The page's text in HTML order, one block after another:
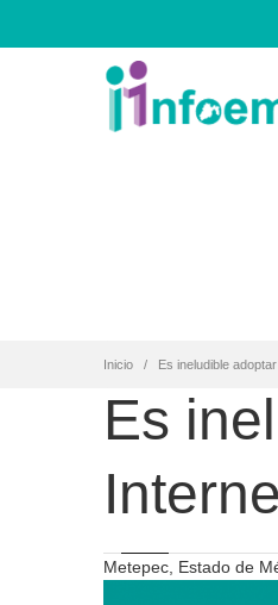
Inicio Es ineludible
Es
Metepec, Estado de